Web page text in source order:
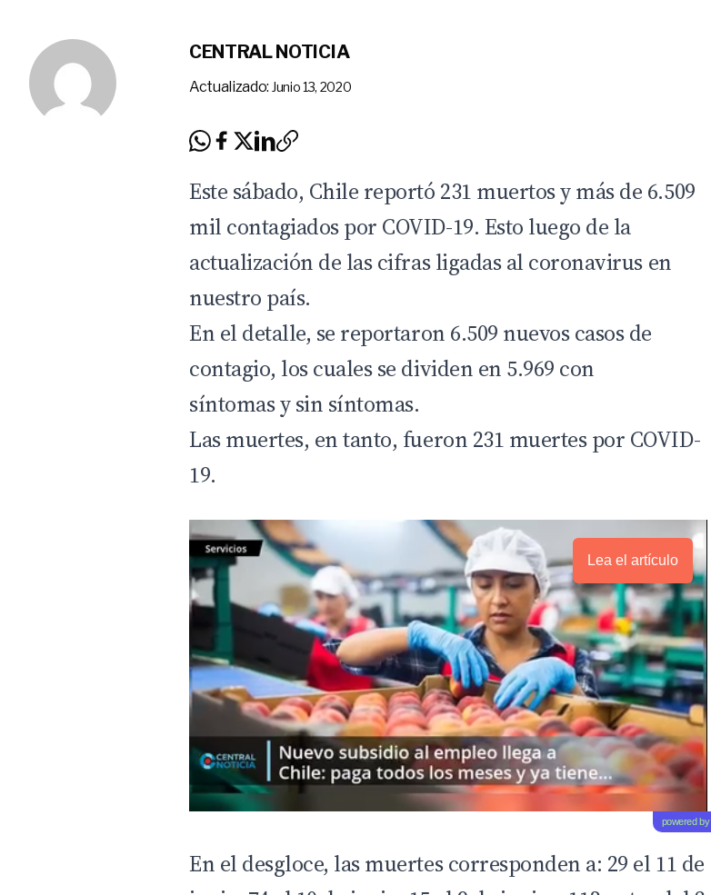
CENTRAL NOTICIA
Actualizado: Junio 13, 2020
Este sábado, Chile reportó 231 muertos y más de 6.509
mil contagiados por COVID-19. Esto luego de la
actualización de las cifras ligadas al coronavirus en
nuestro país.
En el detalle, se reportaron 6.509 nuevos casos de
contagio, los cuales se dividen en 5.969 con
síntomas y sin síntomas.
Las muertes, en tanto, fueron 231 muertes por COVID-
19.
Lea el artículo
powered by
En el desgloce, las muertes corresponden a: 29 el 11 de